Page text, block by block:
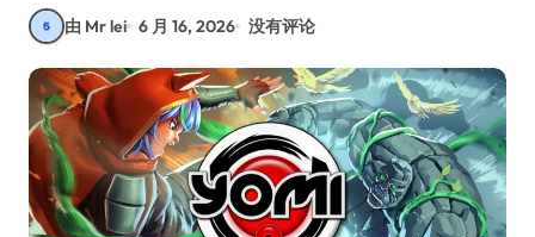
由 Mr lei 6 月 16, 2026 没有评论